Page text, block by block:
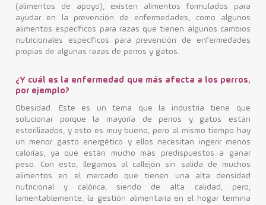
(alimentos de apoyo), existen alimentos formulados para
ayudar en la prevención de enfermedades, como algunos
alimentos específicos para razas que tienen algunos cambios
nutricionales específicos para prevención de enfermedades
propias de algunas razas de perros y gatos.
¿Y cuál es la enfermedad que más afecta a los perros,
por ejemplo?
Obesidad. Este es un tema que la industria tiene que
solucionar porque la mayoría de perros y gatos están
esterilizados, y esto es muy bueno, pero al mismo tiempo hay
un menor gasto energético y ellos necesitan ingerir menos
calorías, ya que están mucho más predispuestos a ganar
peso. Con esto, llegamos al callejón sin salida de muchos
alimentos en el mercado que tienen una alta densidad
nutricional y calórica, siendo de alta calidad, pero,
lamentablemente, la gestión alimentaria en el hogar termina